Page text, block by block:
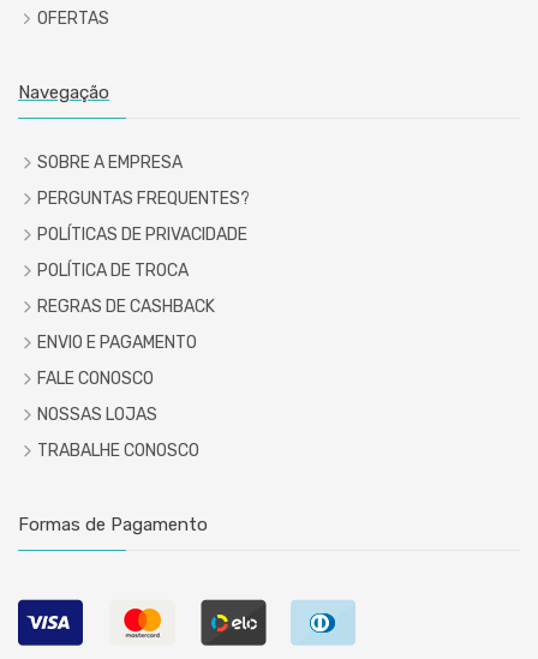
OFERTAS
Navegação
SOBRE A EMPRESA
PERGUNTAS FREQUENTES?
POLÍTICAS DE PRIVACIDADE
POLÍTICA DE TROCA
REGRAS DE CASHBACK
ENVIO E PAGAMENTO
FALE CONOSCO
NOSSAS LOJAS
TRABALHE CONOSCO
Formas de Pagamento